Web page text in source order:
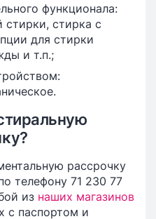
функционала:
стирка с
для стирки
и т.п.;
рассрочку
телефону 71 230 77
из наших магазинов
с паспортом и